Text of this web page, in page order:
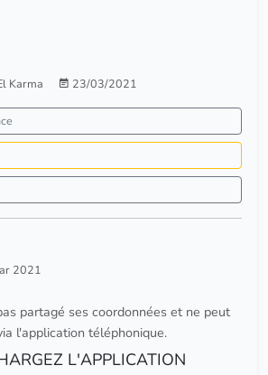
Karma 23/03/2021
2021
partagé ses coordonnées et ne peut
l'application téléphonique.
L'APPLICATION